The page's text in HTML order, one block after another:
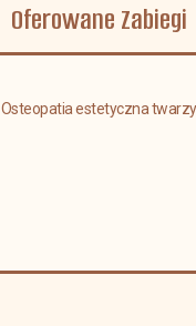
Oferowane Zabiegi
Osteopatia estetyczna twarzy